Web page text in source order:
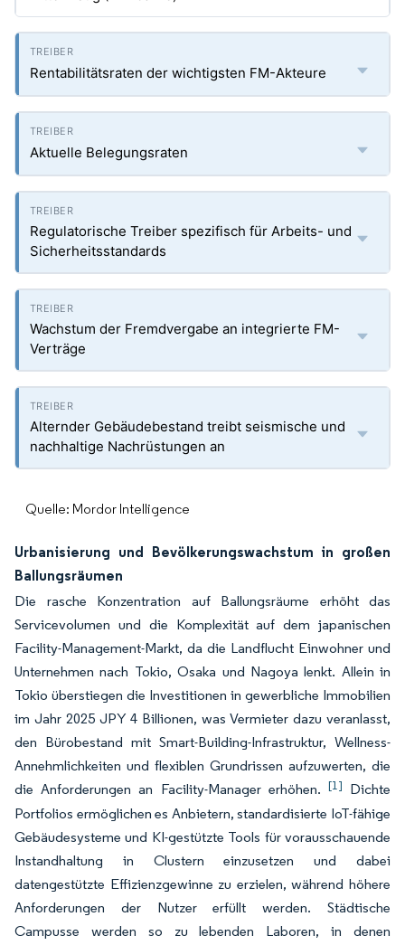
Rentabilitätsraten der wichtigsten FM-Akteure
Aktuelle Belegungsraten
Regulatorische Treiber spezifisch für Arbeits- und
Sicherheitsstandards
Wachstum der Fremdvergabe an integrierte FM-
Verträge
Alternder Gebäudebestand treibt seismische und
nachhaltige Nachrüstungen an
Quelle: Mordor Intelligence
Urbanisierung und Bevölkerungswachstum in großen
Ballungsräumen
Die rasche Konzentration auf Ballungsräume erhöht das
Servicevolumen und die Komplexität auf dem japanischen
Facility-Management-Markt, da die Landflucht Einwohner und
Unternehmen nach Tokio, Osaka und Nagoya lenkt. Allein in
Tokio überstiegen die Investitionen in gewerbliche Immobilien
im Jahr 2025 JPY 4 Billionen, was Vermieter dazu veranlasst,
den Bürobestand mit Smart-Building-Infrastruktur, Wellness-
Annehmlichkeiten und flexiblen Grundrissen aufzuwerten, die
die Anforderungen an Facility-Manager erhöhen. [1] Dichte
Portfolios ermöglichen es Anbietern, standardisierte IoT-fähige
Gebäudesysteme und KI-gestützte Tools für vorausschauende
Instandhaltung in Clustern einzusetzen und dabei
datengestützte Effizienzgewinne zu erzielen, während höhere
Anforderungen der Nutzer erfüllt werden. Städtische
Campusse werden so zu lebenden Laboren, in denen